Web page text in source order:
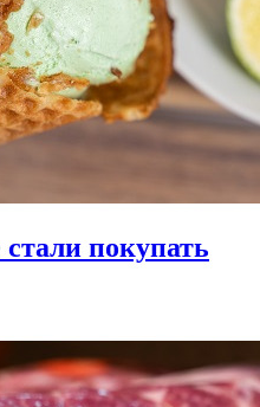
покупать